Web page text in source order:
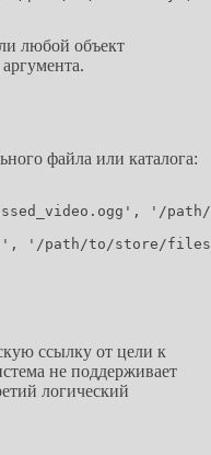
любой объект
файла или каталога:
'/
'/path/to/store/
ссылку от цели к
не поддерживает
логический